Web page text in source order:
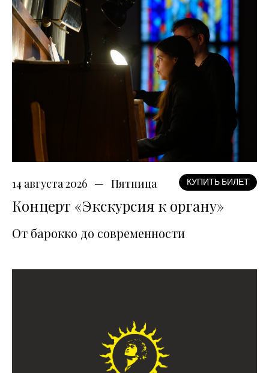
14 августа 2026 Пятница КУПИТЬ БИЛЕТ
Концерт «Экскурсия к органу»
От барокко до современности